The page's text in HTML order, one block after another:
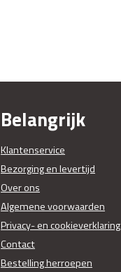
Belangrijk
Klantenservice
Bezorging en levertijd
Over ons
Algemene voorwaarden
Privacy- en cookieverklaring
Contact
Bestelling herroepen